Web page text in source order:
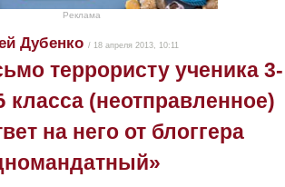
Реклама
Дубенко / 18 апреля 2013, 10:11
террористу ученика 3-
класса (неотправленное)
на него от блоггера